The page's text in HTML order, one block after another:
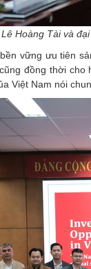
Hoàng Tài và
vững ưu tiên
đồng thời
Việt Nam nói